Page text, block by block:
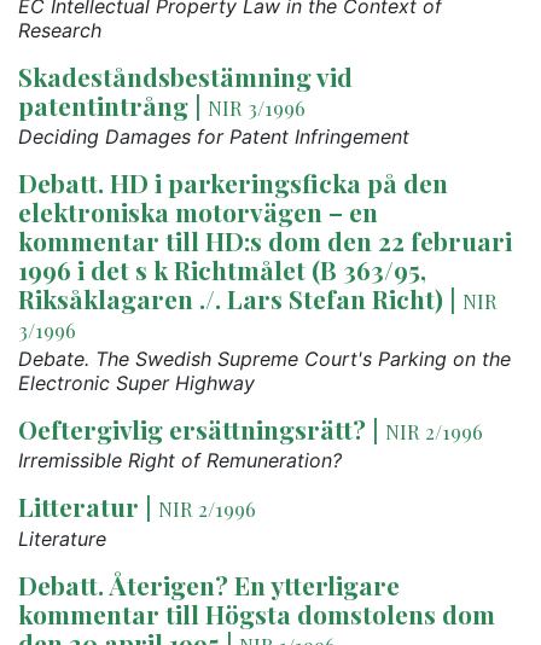
EC Intellectual Property Law in the Context of
Research
Skadeståndsbestämning vid
patentintrång | NIR 3/1996
Deciding Damages for Patent Infringement
Debatt. HD i parkeringsficka på den
elektroniska motorvägen – en
kommentar till HD:s dom den 22 februari
1996 i det s k Richtmålet (B 363/95,
Riksåklagaren ./. Lars Stefan Richt) | NIR
3/1996
Debate. The Swedish Supreme Court's Parking on the
Electronic Super Highway
Oeftergivlig ersättningsrätt? | NIR 2/1996
Irremissible Right of Remuneration?
Litteratur | NIR 2/1996
Literature
Debatt. Återigen? En ytterligare
kommentar till Högsta domstolens dom